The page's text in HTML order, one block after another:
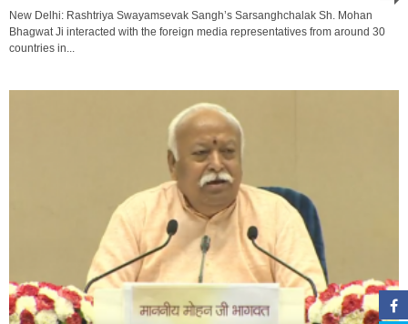
New Delhi: Rashtriya Swayamsevak Sangh’s Sarsanghchalak Sh. Mohan
Bhagwat Ji interacted with the foreign media representatives from around 30
countries in...